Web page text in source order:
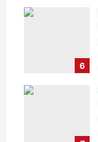
6